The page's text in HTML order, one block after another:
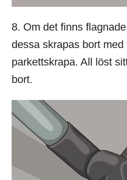
8. Om det finns
dessa skrapas bort med
parkettskrapa. All löst
bort.